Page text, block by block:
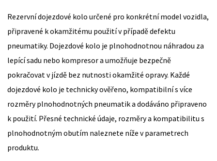
Rezervní dojezdové kolo určené pro konkrétní model vozidla,
připravené k okamžitému použití v případě defektu
pneumatiky. Dojezdové kolo je plnohodnotnou náhradou za
lepící sadu nebo kompresor a umožňuje bezpečně
pokračovat v jízdě bez nutnosti okamžité opravy. Každé
dojezdové kolo je technicky ověřeno, kompatibilní s více
rozměry plnohodnotných pneumatik a dodáváno připraveno
k použití. Přesné technické údaje, rozměry a kompatibilitu s
plnohodnotným obutím naleznete níže v parametrech
produktu.